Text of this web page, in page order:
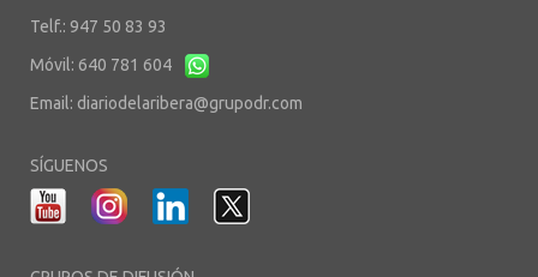
Telf.: 947 50 83 93
Móvil: 640 781 604
Email: diariodelaribera@grupodr.com
SÍGUENOS